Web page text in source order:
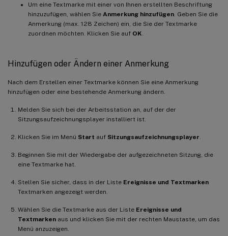
Um eine Textmarke mit einer von Ihnen erstellten Beschriftung
hinzuzufügen, wählen Sie Anmerkung hinzufügen . Geben Sie die
Anmerkung (max. 128 Zeichen) ein, die Sie der Textmarke
zuordnen möchten. Klicken Sie auf OK
Hinzufügen oder Ändern einer Anmerkung
Nach dem Erstellen einer Textmarke können Sie eine Anmerkung
hinzufügen oder eine bestehende Anmerkung ändern.
Melden Sie sich bei der Arbeitsstation an, auf der der
Sitzungsaufzeichnungsplayer installiert ist.
Klicken Sie im Menü Start auf Sitzungsaufzeichnungsplayer
Beginnen Sie mit der Wiedergabe der aufgezeichneten Sitzung, die
eine Textmarke hat.
Stellen Sie sicher, dass in der Liste Ereignisse und Textmarken
Textmarken angezeigt werden.
Wählen Sie die Textmarke aus der Liste Ereignisse und
Textmarken aus und klicken Sie mit der rechten Maustaste, um das
Menü anzuzeigen.